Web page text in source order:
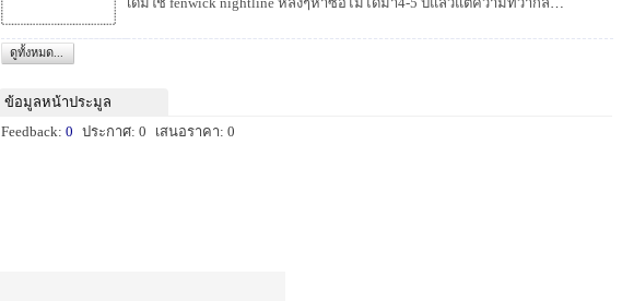
ดูทั้งหมด...
ข้อมูลหน้าประมูล
Feedback: 0 ประกาศ: 0 เสนอราคา: 0